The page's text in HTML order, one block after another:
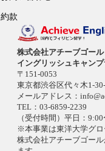
約款
株式会社アチーブゴール
イングリッシュキャン
〒151-0053
東京都渋谷区代々木1-
メールアドレス：
TEL：03-6859-2239
（受付時間）平日：
※本事業は東洋大学グ
株式会社アチーブゴー